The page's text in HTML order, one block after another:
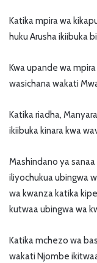
Katika mpira wa
huku Arusha ikiibuka
Kwa upande wa
wasichana wakati
Katika riadha,
ikiibuka kinara kwa
Mashindano ya
iliyochukua ubingwa
wa kwanza katika
kutwaa ubingwa wa
Katika mchezo wa
wakati Njombe